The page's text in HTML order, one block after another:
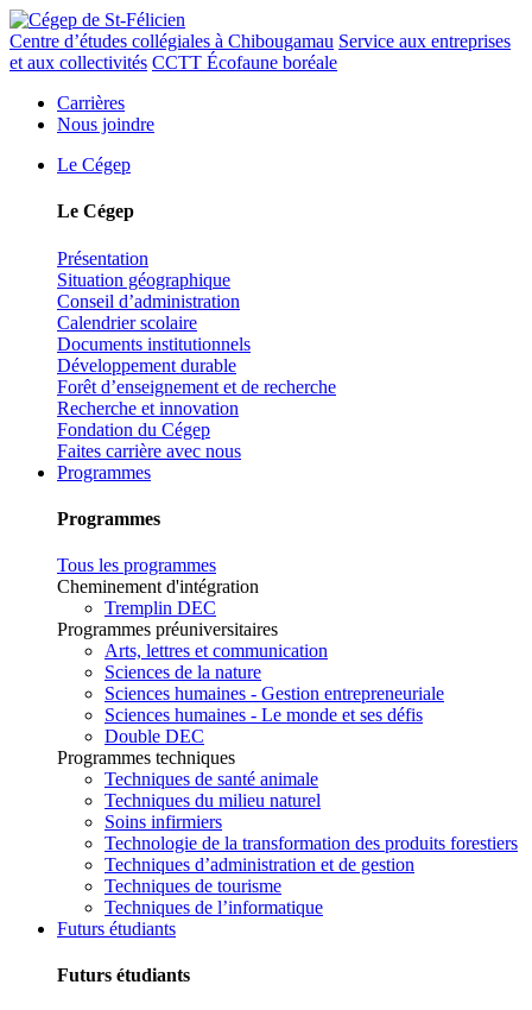
Centre d’études collégiales à Chibougamau Service aux entreprises
et aux collectivités CCTT Écofaune boréale
Carrières
Nous joindre
Le Cégep
Le Cégep
Présentation
Situation géographique
Conseil d’administration
Calendrier scolaire
Documents institutionnels
Développement durable
Forêt d’enseignement et de recherche
Recherche et innovation
Fondation du Cégep
Faites carrière avec nous
Programmes
Programmes
Tous les programmes
Cheminement d'intégration
Tremplin DEC
Programmes préuniversitaires
Arts, lettres et communication
Sciences de la nature
Sciences humaines - Gestion entrepreneuriale
Sciences humaines - Le monde et ses défis
Double DEC
Programmes techniques
Techniques de santé animale
Techniques du milieu naturel
Soins infirmiers
Technologie de la transformation des produits forestiers
Techniques d’administration et de gestion
Techniques de tourisme
Techniques de l’informatique
Futurs étudiants
Futurs étudiants